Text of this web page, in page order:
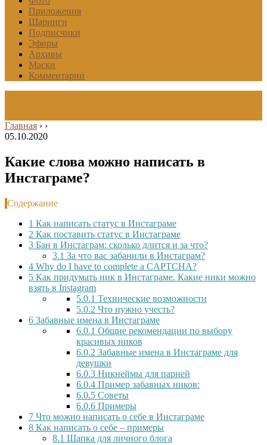
Приложения
Шаринги
Подписчики
Эфиры
Архивы
Маски
Комментарии
Главная › ›
05.10.2020
Какие слова можно написать в
Инстаграме?
Содержание
1 Как написать статус в Инстаграме
2 Как поставить статус в Инстаграме
3 Бан в Инстаграм: сколько длится и за что?
3.1 За что вас забанили в Инстаграм?
4 Why do I have to complete a CAPTCHA?
5 Как придумать ник в Инстаграме. Какие ники можно
взять в Instagram
5.0.1 Технические возможности
5.0.2 Что нужно учесть?
6 Забавные имена в Инстаграме
6.0.1 Общие рекомендации по выбору
красивых ников
6.0.2 Забавные имена в Инстаграме для
девушки
6.0.3 Никнеймы для парней
6.0.4 Пример забавных ников:
6.0.5 Советы
6.0.6 Примеры
7 Что можно написать о себе в Инстаграме
8 Как написать о себе – примеры
8.1 Шапка для личного блога